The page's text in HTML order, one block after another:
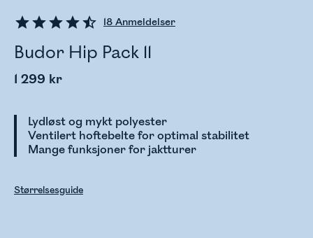
18 Anmeldelser
Budor Hip Pack 11
1 299 kr
Lydløst og mykt polyester
Ventilert hoftebelte for optimal stabilitet
Mange funksjoner for jaktturer
Størrelsesguide